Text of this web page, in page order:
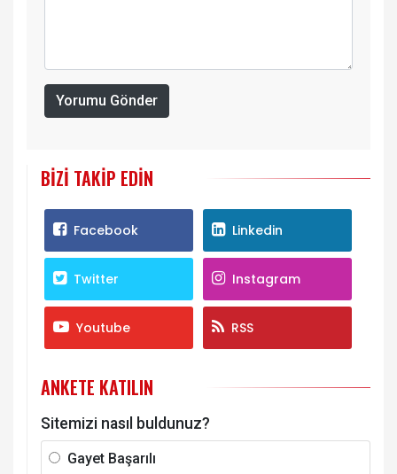
Yorumu Gönder
BIZI TAKIP EDIN
Facebook Linkedin
Twitter Instagram
Youtube RSS
ANKETE KATILIN
Sitemizi nasıl buldunuz?
Gayet Başarılı